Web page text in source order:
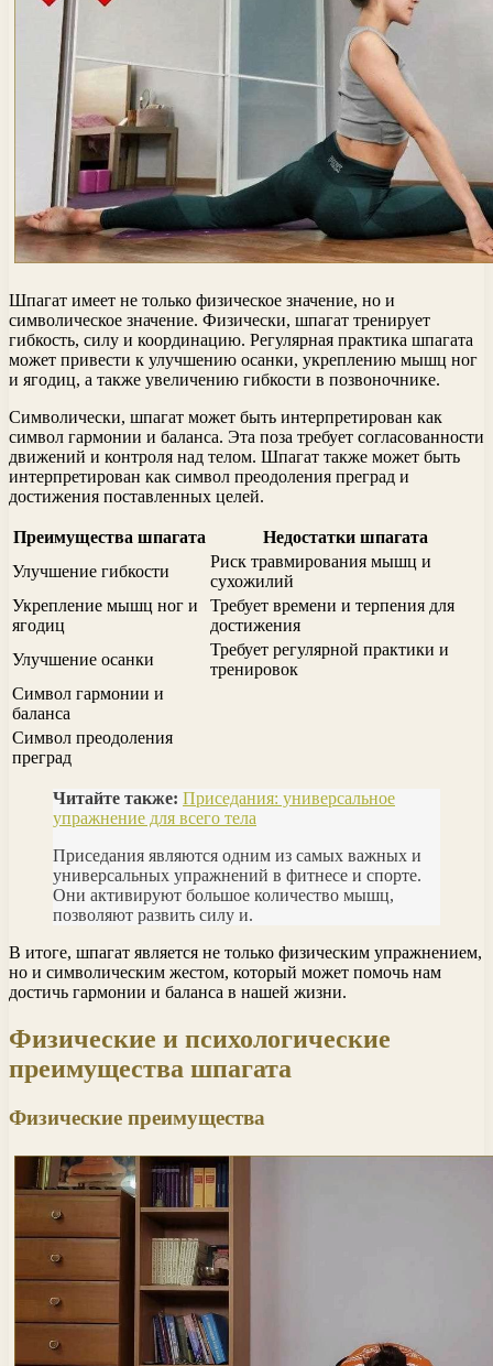
Шпагат имеет не только физическое значение, но и
символическое значение. Физически, шпагат тренирует
гибкость, силу и координацию. Регулярная практика шпагата
может привести к улучшению осанки, укреплению мышц ног
и ягодиц, а также увеличению гибкости в позвоночнике.
Символически, шпагат может быть интерпретирован как
символ гармонии и баланса. Эта поза требует согласованности
движений и контроля над телом. Шпагат также может быть
интерпретирован как символ преодоления преград и
достижения поставленных целей.
Преимущества шпагата
Недостатки шпагата
Улучшение гибкости
Риск травмирования мышц и
сухожилий
Укрепление мышц ног и
ягодиц
Требует времени и терпения для
достижения
Улучшение осанки
Требует регулярной практики и
тренировок
Символ гармонии и
баланса
Символ преодоления
преград
Читайте также: Приседания: универсальное
упражнение для всего тела
Приседания являются одним из самых важных и
универсальных упражнений в фитнесе и спорте.
Они активируют большое количество мышц,
позволяют развить силу и.
В итоге, шпагат является не только физическим упражнением,
но и символическим жестом, который может помочь нам
достичь гармонии и баланса в нашей жизни.
Физические и психологические
преимущества шпагата
Физические преимущества